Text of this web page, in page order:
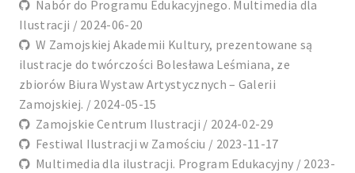
Nabór do Programu Edukacyjnego. Multimedia dla
Ilustracji / 2024-06-20
W Zamojskiej Akademii Kultury, prezentowane są
ilustracje do twórczości Bolesława Leśmiana, ze
zbiorów Biura Wystaw Artystycznych – Galerii
Zamojskiej. / 2024-05-15
Zamojskie Centrum Ilustracji / 2024-02-29
Festiwal Ilustracji w Zamościu / 2023-11-17
Multimedia dla ilustracji. Program Edukacyjny / 2023-